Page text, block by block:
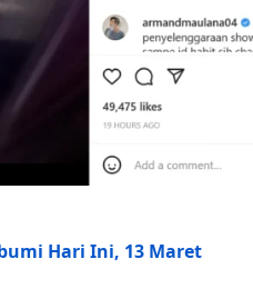
Hari Ini, 13 Maret